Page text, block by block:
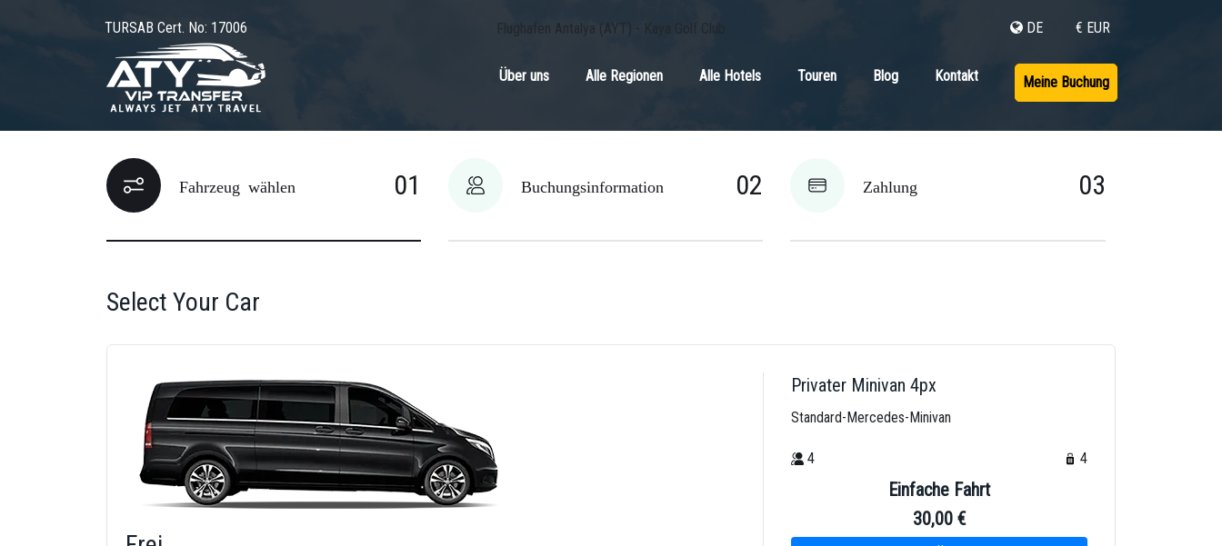
TURSAB Cert. No: 17006 € EUR
DE
Über uns Alle Regionen Alle Hotels Touren Blog Kontakt Meine Buchung
Flughafen Antalya (AYT) - Kaya Golf Club
Fahrzeug wählen 01 Buchungsinformation 02 Zahlung 03
Select Your Car
Privater Minivan 4px
Standard-Mercedes-Minivan
4 4
Einfache Fahrt
30,00 €